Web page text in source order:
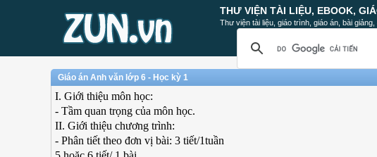
THƯ VIỆN TÀI LIỆU, EBOOK,
Thư viện tài liệu, giáo trình, giáo án, bài
Giáo án Anh văn lớp 6 - Học kỳ 1
I. Giới thiệu môn học:
- Tầm quan trọng của môn học.
II. Giới thiệu chương trình:
- Phân tiết theo đơn vị bài: 3 tiết/1tuần